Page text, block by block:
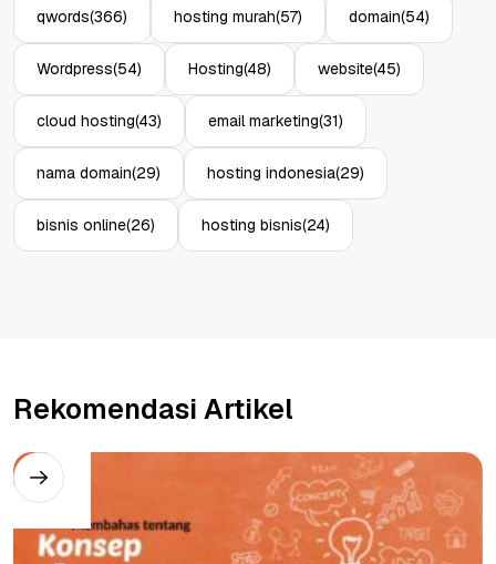
qwords(366) hosting murah(57) domain(54)
Wordpress(54) Hosting(48) website(45)
cloud hosting(43) email marketing(31)
nama domain(29) hosting indonesia(29)
bisnis online(26) hosting bisnis(24)
Rekomendasi Artikel